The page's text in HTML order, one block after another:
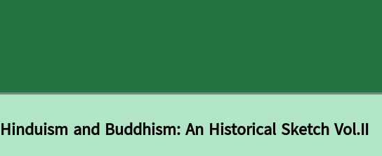
Hinduism and Buddhism: An Historical Sketch Vol.II